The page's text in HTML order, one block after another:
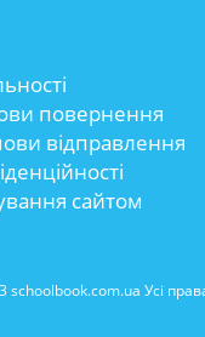
повернення
відправлення
сайтом
schoolbook.com.ua Усі